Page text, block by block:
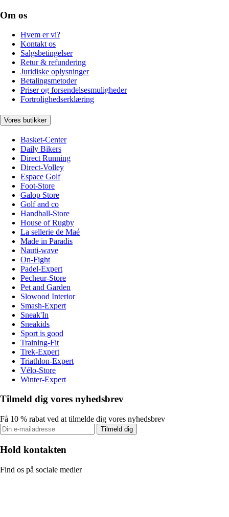
Om os
Hvem er vi?
Kontakt os
Salgsbetingelser
Retur & refundering
Juridiske oplysninger
Betalingsmetoder
Priser og forsendelsesmuligheder
Fortrolighedserklæring
Vores butikker
Basket-Center
Daily Bikers
Direct Running
Direct-Volley
Espace Golf
Foot-Store
Galop Store
Golf and co
Handball-Store
House of Rugby
La sellerie de Maé
Made in Paradis
Nauti-wave
On-Fight
Padel-Expert
Pecheur-Store
Pet and Garden
Slowood Interior
Smash-Expert
Sneak'In
Sneakids
Sport is good
Training-Fit
Trek-Expert
Triathlon-Expert
Vélo-Store
Winter-Expert
Tilmeld dig vores nyhedsbrev
Få 10 % rabat ved at tilmelde dig vores nyhedsbrev
Tilmeld dig
Hold kontakten
Find os på sociale medier